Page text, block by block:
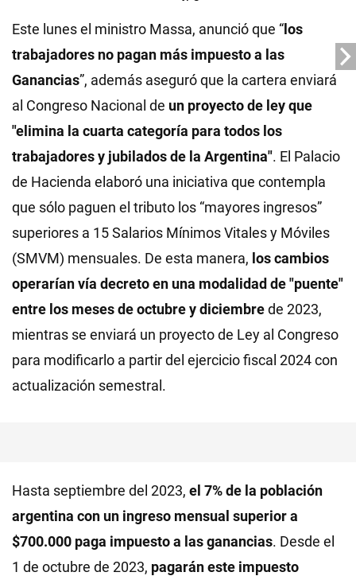
Este lunes el ministro Massa, anunció que “ los
trabajadores no pagan más impuesto a las
Ganancias”, además aseguró que la cartera enviará
al Congreso Nacional de un proyecto de ley que
"elimina la cuarta categoría para todos los
trabajadores y jubilados de la Argentina". El Palacio
de Hacienda elaboró una iniciativa que contempla
que sólo paguen el tributo los “mayores ingresos”
superiores a 15 Salarios Mínimos Vitales y Móviles
(SMVM) mensuales. De esta manera, los cambios
operarían vía decreto en una modalidad de "puente"
entre los meses de octubre y diciembrede 2023,
mientras se enviará un proyecto de Ley al Congreso
para modificarlo a partir del ejercicio fiscal 2024 con
actualización semestral.
Hasta septiembre del 2023, el 7% de la población
argentina con un ingreso mensual superior a
$700.000 paga impuesto a las ganancias. Desde el
1 de octubre de 2023, pagarán este impuesto